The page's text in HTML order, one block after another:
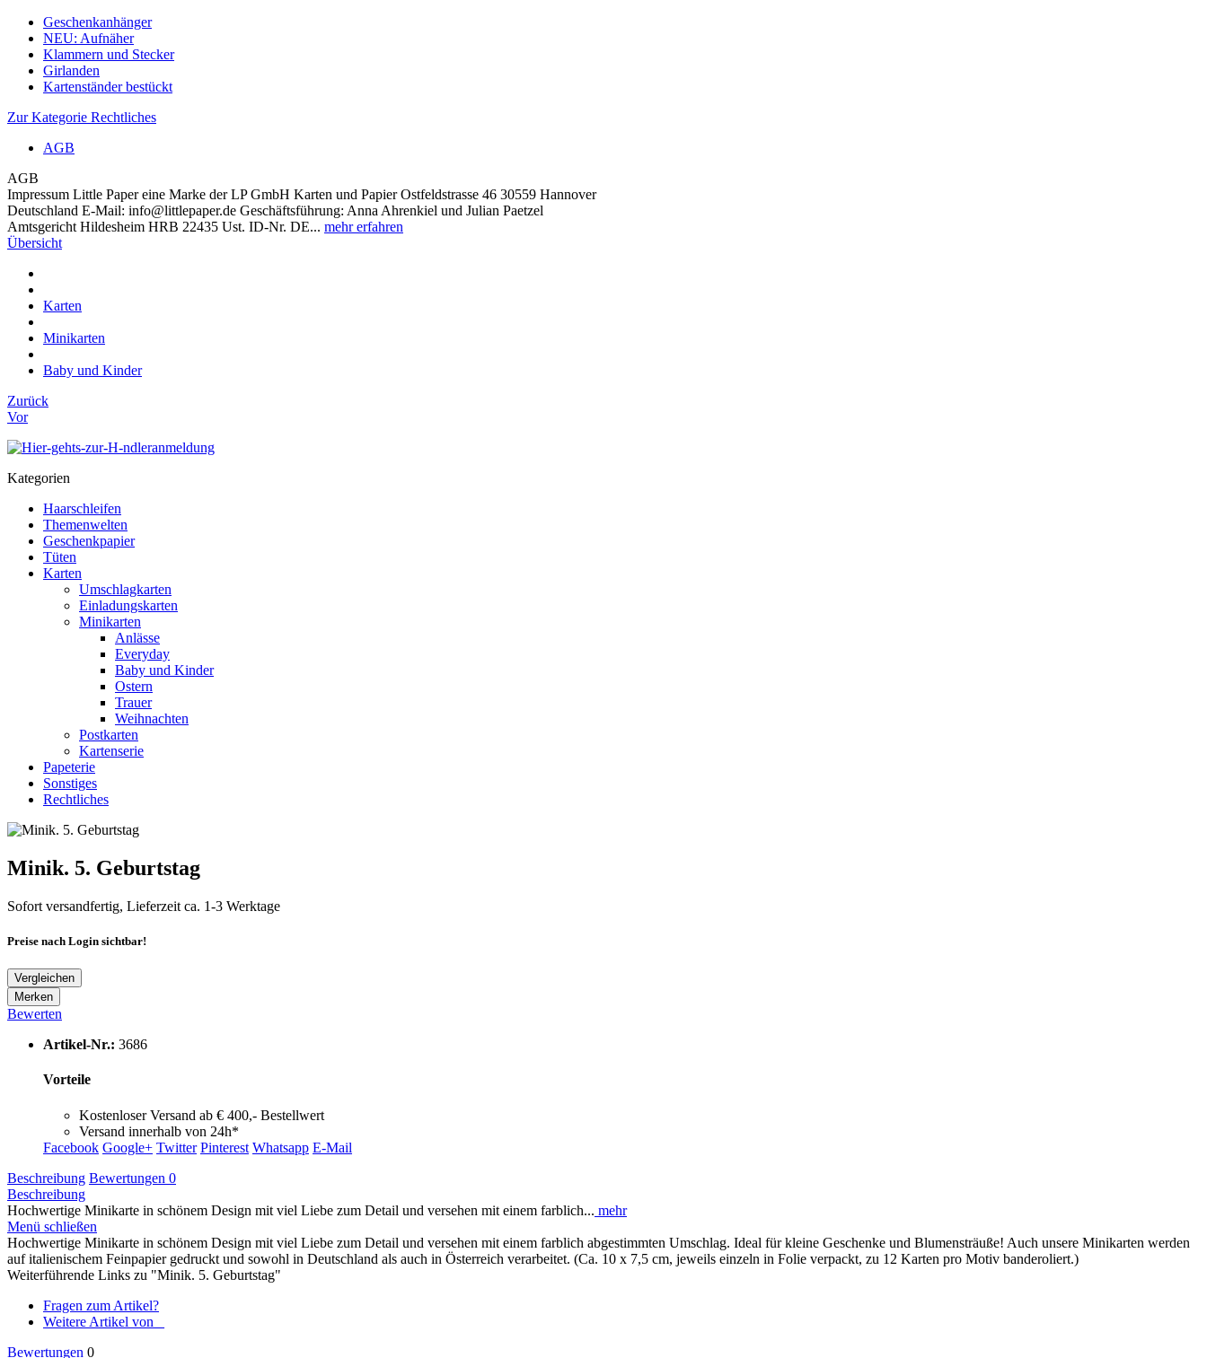
Geschenkanhänger
NEU: Aufnäher
Klammern und Stecker
Girlanden
Kartenständer bestückt
Zur Kategorie Rechtliches
AGB
AGB
Impressum Little Paper eine Marke der LP GmbH Karten und Papier Ostfeldstrasse 46 30559 Hannover
Deutschland E-Mail: info@littlepaper.de Geschäftsführung: Anna Ahrenkiel und Julian Paetzel
Amtsgericht Hildesheim HRB 22435 Ust. ID-Nr. DE... mehr erfahren
Übersicht
Karten
Minikarten
Baby und Kinder
Zurück
Vor
Kategorien
Haarschleifen
Themenwelten
Geschenkpapier
Tüten
Karten
Umschlagkarten
Einladungskarten
Minikarten
Anlässe
Everyday
Baby und Kinder
Ostern
Trauer
Weihnachten
Postkarten
Kartenserie
Papeterie
Sonstiges
Rechtliches
Minik. 5. Geburtstag
Sofort versandfertig, Lieferzeit ca. 1-3 Werktage
Preise nach Login sichtbar!
Vergleichen
Merken
Bewerten
Artikel-Nr.: 3686
Vorteile
Kostenloser Versand ab € 400,- Bestellwert
Versand innerhalb von 24h*
Facebook Google+ Twitter Pinterest Whatsapp E-Mail
Beschreibung Bewertungen 0
Beschreibung
Hochwertige Minikarte in schönem Design mit viel Liebe zum Detail und versehen mit einem farblich... mehr
Menü schließen
Hochwertige Minikarte in schönem Design mit viel Liebe zum Detail und versehen mit einem farblich abgestimmten Umschlag. Ideal für kleine Geschenke und Blumensträuße! Auch unsere Minikarten werden
auf italienischem Feinpapier gedruckt und sowohl in Deutschland als auch in Österreich verarbeitet. (Ca. 10 x 7,5 cm, jeweils einzeln in Folie verpackt, zu 12 Karten pro Motiv banderoliert.)
Weiterführende Links zu "Minik. 5. Geburtstag"
Fragen zum Artikel?
Weitere Artikel von _
Bewertungen 0